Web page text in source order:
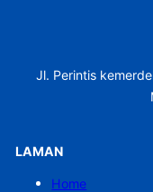
Jl. Perintis
LAMAN
Home